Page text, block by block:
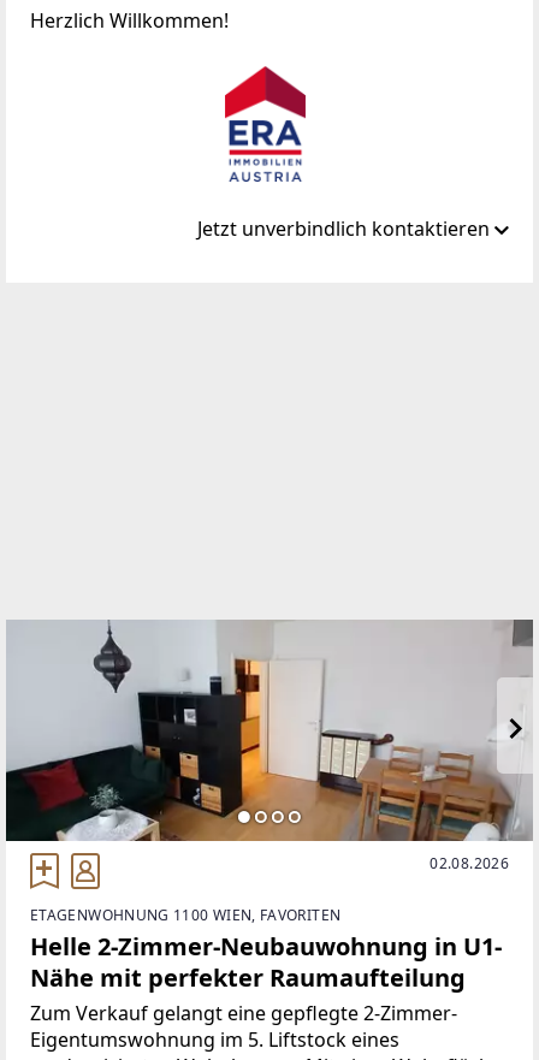
Herzlich Willkommen!
Jetzt unverbindlich kontaktieren
team@era.at
02.08.2026
ETAGENWOHNUNG 1100 WIEN, FAVORITEN
Helle 2-Zimmer-Neubauwohnung in U1-
Nähe mit perfekter Raumaufteilung
Zum Verkauf gelangt eine gepflegte 2-Zimmer-
Eigentumswohnung im 5. Liftstock eines